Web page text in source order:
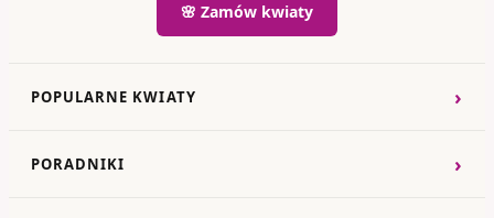
🌸 Zamów kwiaty
POPULARNE KWIATY ›
PORADNIKI ›